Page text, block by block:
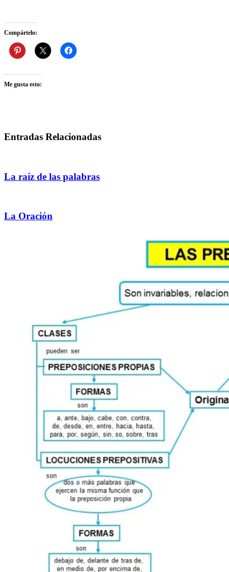
Compártelo:
Me gusta esto:
Entradas Relacionadas
La raíz de las palabras
La Oración